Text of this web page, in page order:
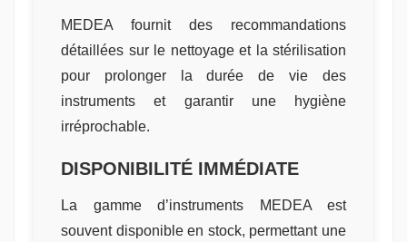
MEDEA fournit des recommandations
détaillées sur le nettoyage et la stérilisation
pour prolonger la durée de vie des
instruments et garantir une hygiène
irréprochable.
DISPONIBILITÉ IMMÉDIATE
La gamme d’instruments MEDEA est
souvent disponible en stock, permettant une